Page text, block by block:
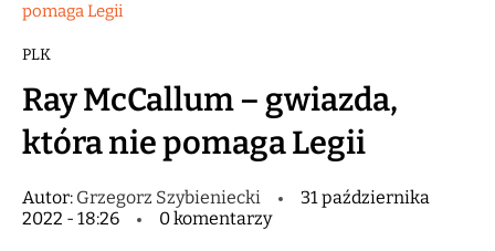
pomaga Legii
PLK
Ray McCallum – gwiazda,
która nie pomaga Legii
Autor: Grzegorz Szybieniecki
31 października
2022 - 18:26
0 komentarzy